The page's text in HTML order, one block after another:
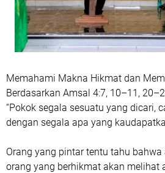
Memahami Makna Hikmat dan
Berdasarkan Amsal 4:7, 10–11,
“Pokok segala sesuatu yang dicari,
dengan segala apa yang
Orang yang pintar tentu tahu
orang yang berhikmat akan melihat